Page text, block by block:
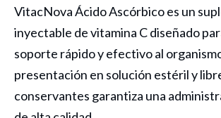
VitacNova Ácido Ascórbico es un
inyectable de vitamina C diseñado
soporte rápido y efectivo al
presentación en solución estéril y
conservantes garantiza una